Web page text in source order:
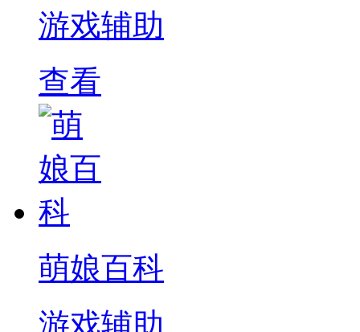
游戏辅助
查看
萌娘百科
游戏辅助